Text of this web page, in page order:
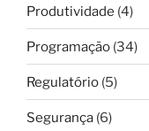
Produtividade (4)
Programação (34)
Regulatório (5)
Segurança (6)